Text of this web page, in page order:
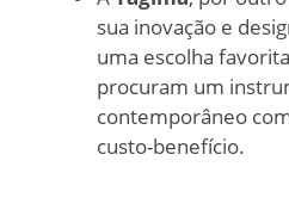
sua inovação e
uma escolha
procuram um
contemporâneo
custo-benefício.